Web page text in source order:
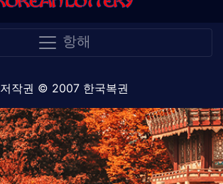
항해
저작권 © 2007 한국복권